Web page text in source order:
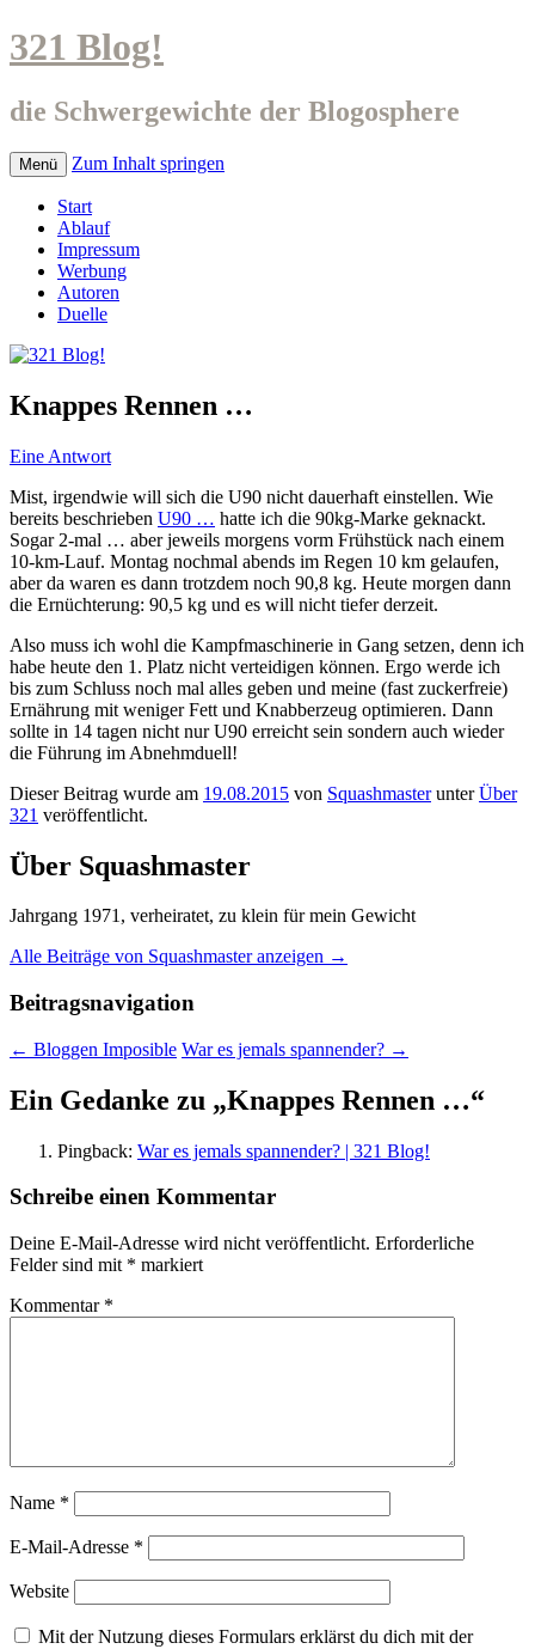
321 Blog!
die Schwergewichte der Blogosphere
Menü Zum Inhalt springen
Start
Ablauf
Impressum
Werbung
Autoren
Duelle
Knappes Rennen …
Eine Antwort
Mist, irgendwie will sich die U90 nicht dauerhaft einstellen. Wie
bereits beschrieben U90 … hatte ich die 90kg-Marke geknackt.
Sogar 2-mal … aber jeweils morgens vorm Frühstück nach einem
10-km-Lauf. Montag nochmal abends im Regen 10 km gelaufen,
aber da waren es dann trotzdem noch 90,8 kg. Heute morgen dann
die Ernüchterung: 90,5 kg und es will nicht tiefer derzeit.
Also muss ich wohl die Kampfmaschinerie in Gang setzen, denn ich
habe heute den 1. Platz nicht verteidigen können. Ergo werde ich
bis zum Schluss noch mal alles geben und meine (fast zuckerfreie)
Ernährung mit weniger Fett und Knabberzeug optimieren. Dann
sollte in 14 tagen nicht nur U90 erreicht sein sondern auch wieder
die Führung im Abnehmduell!
Dieser Beitrag wurde am 19.08.2015 von SquashmasterunterÜber
321 veröffentlicht.
Über Squashmaster
Jahrgang 1971, verheiratet, zu klein für mein Gewicht
Alle Beiträge von Squashmaster anzeigen →
Beitragsnavigation
← Bloggen Imposible War es jemals spannender? →
Ein Gedanke zu „Knappes Rennen …“
Pingback: War es jemals spannender? | 321 Blog!
Schreibe einen Kommentar
Deine E-Mail-Adresse wird nicht veröffentlicht. Erforderliche
Felder sind mit * markiert
Kommentar *
Name *
E-Mail-Adresse *
Website
Mit der Nutzung dieses Formulars erklärst du dich mit der